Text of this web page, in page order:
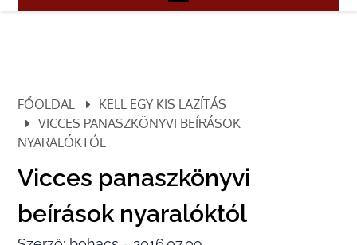
FŐOLDAL
KELL EGY KIS LAZÍTÁS
VICCES PANASZKÖNYVI BEÍRÁSOK
NYARALÓKTÓL
Vicces panaszkönyvi
beírások nyaralóktól